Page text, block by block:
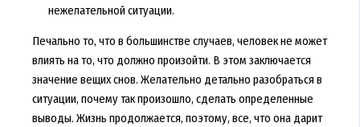
нежелательной ситуации.
Печально то, что в большинстве случаев, человек не может
влиять на то, что должно произойти. В этом заключается
значение вещих снов. Желательно детально разобраться в
ситуации, почему так произошло, сделать определенные
выводы. Жизнь продолжается, поэтому, все, что она дарит